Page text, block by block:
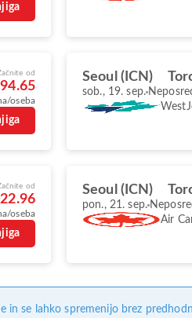
od
oseba
Seoul (ICN)
sob., 19. sep.
od
oseba
Seoul (ICN)
pon., 21. sep.
Air
se lahko spremenijo brez